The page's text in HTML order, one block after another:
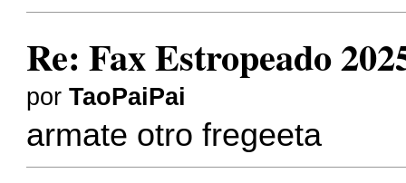
Re: Fax Estropeado
porTaoPaiPai
armate otro fregeeta